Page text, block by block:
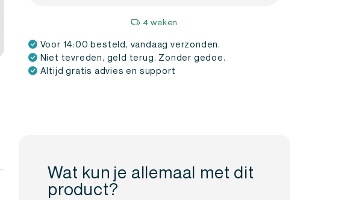
4 weken
Voor 14:00 besteld, vandaag verzonden.
Niet tevreden, geld terug. Zonder gedoe.
Altijd gratis advies en support
Wat kun je allemaal met dit
product?